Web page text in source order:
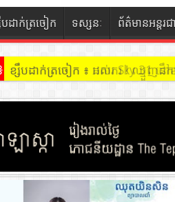
បដាក់ត្រចៀក ទស្សនៈ ព័ត៌មានអន្តរជ
ខ្សឹបដាក់ត្រចៀក ៖ ដល់ករ ! ឈ្មួញដឹក